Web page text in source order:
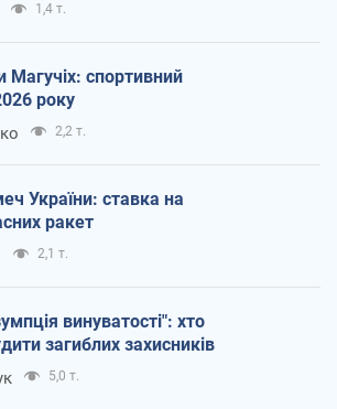
1,4 т.
Магучіх: спортивний
року
2,2 т.
України: ставка на
ракет
2,1 т.
винуватості": хто
загиблих захисників
5,0 т.